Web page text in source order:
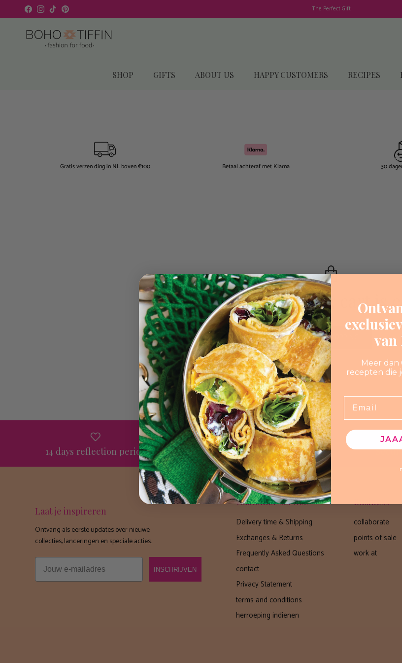
Skip to content
FacebookInstagram
TikTokPinterest The Perfect Gift
SHOP GIFTS ABOUT US HAPPY CUSTOMERS RECIPES
Gratis verzen ding in NL boven €100 Betaal achteraf met Klarna 30
Your shopping cart is
START SHOPPING
14 days reflection period Gift cards available
Laat je inspireren
Ontvang als eerste updates over nieuwe
collecties, lanceringen en speciale acties.
Email
INSCHRIJVEN
Customer service
Delivery time & Shipping
Exchanges & Returns
Frequently Asked Questions
contact
Privacy Statement
terms and conditions
herroeping indienen
Business
collaborate
points of sale
work at
Meer
recepten die